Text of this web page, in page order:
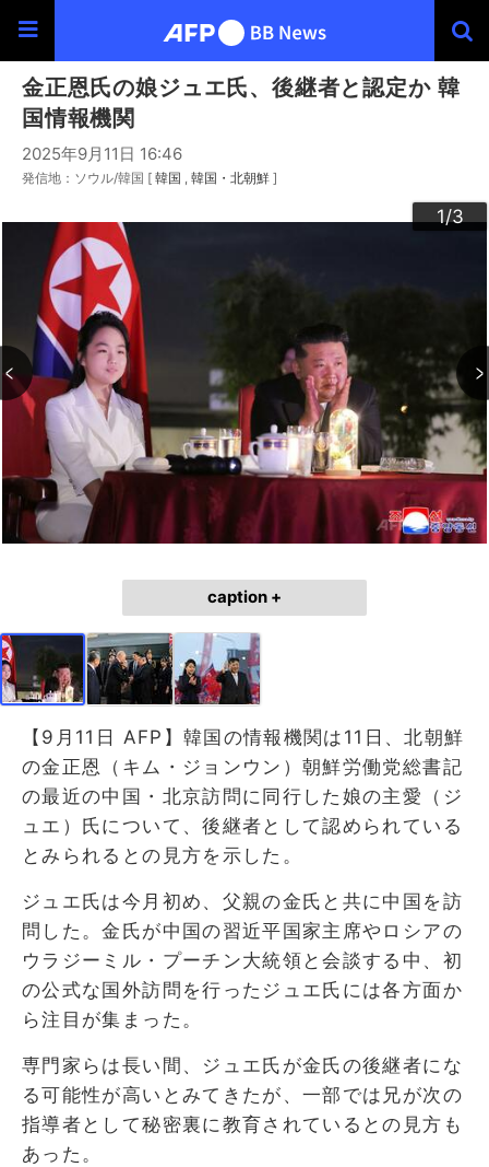
金正恩氏の娘ジュエ氏、後継者と認定か 韓
国情報機関
2025年9月11日 16:46
発信地：ソウル/韓国 [ 韓国 韓国・北朝鮮 ]
1/3
2/3
3/3
caption +
【9月11日 AFP】韓国の情報機関は11日、北朝鮮
の金正恩（キム・ジョンウン）朝鮮労働党総書記
の最近の中国・北京訪問に同行した娘の主愛（ジ
ュエ）氏について、後継者として認められている
とみられるとの見方を示した。
ジュエ氏は今月初め、父親の金氏と共に中国を訪
問した。金氏が中国の習近平国家主席やロシアの
ウラジーミル・プーチン大統領と会談する中、初
の公式な国外訪問を行ったジュエ氏には各方面か
ら注目が集まった。
専門家らは長い間、ジュエ氏が金氏の後継者にな
る可能性が高いとみてきたが、一部では兄が次の
指導者として秘密裏に教育されているとの見方も
あった。